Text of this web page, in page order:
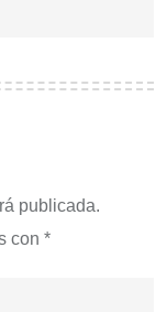
publicada.
con *